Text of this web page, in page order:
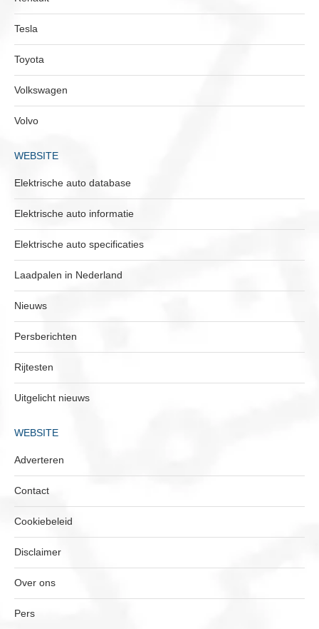
Tesla
Toyota
Volkswagen
Volvo
WEBSITE
Elektrische auto database
Elektrische auto informatie
Elektrische auto specificaties
Laadpalen in Nederland
Nieuws
Persberichten
Rijtesten
Uitgelicht nieuws
WEBSITE
Adverteren
Contact
Cookiebeleid
Disclaimer
Over ons
Pers